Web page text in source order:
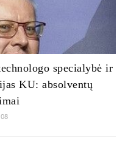
specialybė ir
KU: absolventų